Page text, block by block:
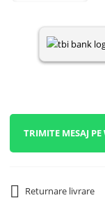
TRIMITE MESAJ
Returnare livrare